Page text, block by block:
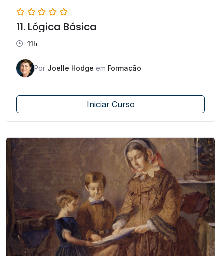
11. Lógica Básica
11h
Por Joelle Hodge em Formação
Iniciar Curso